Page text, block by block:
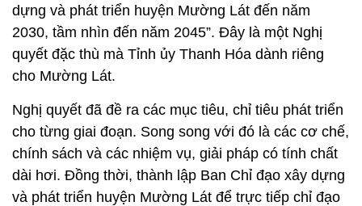
dựng và phát triển huyện Mường Lát đến năm
2030, tầm nhìn đến năm 2045”. Đây là một Nghị
quyết đặc thù mà Tỉnh ủy Thanh Hóa dành riêng
cho Mường Lát.
Nghị quyết đã đề ra các mục tiêu, chỉ tiêu phát triển
cho từng giai đoạn. Song song với đó là các cơ chế,
chính sách và các nhiệm vụ, giải pháp có tính chất
dài hơi. Đồng thời, thành lập Ban Chỉ đạo xây dựng
và phát triển huyện Mường Lát để trực tiếp chỉ đạo